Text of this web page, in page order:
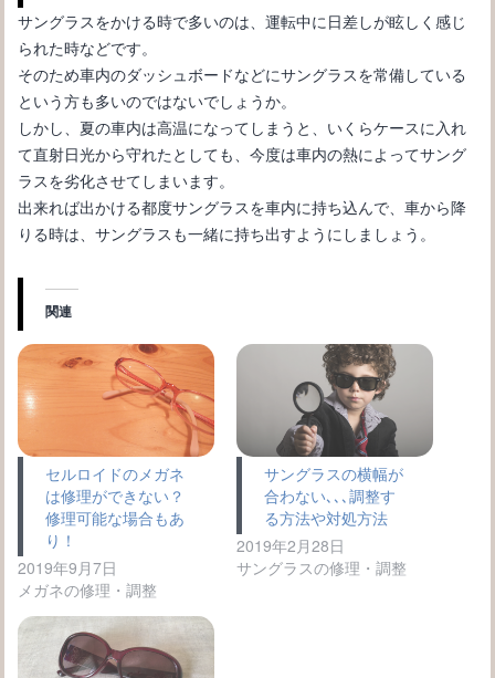
サングラスをかける時で多いのは、運転中に日差しが眩しく感じ
られた時などです。
そのため車内のダッシュボードなどにサングラスを常備している
という方も多いのではないでしょうか。
しかし、夏の車内は高温になってしまうと、いくらケースに入れ
て直射日光から守れたとしても、今度は車内の熱によってサング
ラスを劣化させてしまいます。
出来れば出かける都度サングラスを車内に持ち込んで、車から降
りる時は、サングラスも一緒に持ち出すようにしましょう。
関連
セルロイドのメガネ
は修理ができない？
修理可能な場合もあ
り！
2019年9月7日
メガネの修理・調整
サングラスの横幅が
合わない､､､調整す
る方法や対処方法
2019年2月28日
サングラスの修理・調整